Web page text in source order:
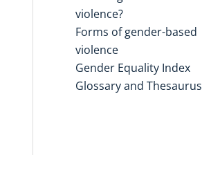
violence?
Forms of gender-based
violence
Gender Equality Index
Glossary and Thesaurus